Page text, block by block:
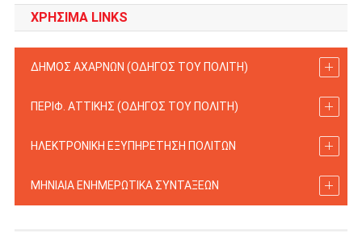
ΧΡΗΣΙΜΑ LINKS
ΔΗΜΟΣ ΑΧΑΡΝΩΝ (ΟΔΗΓΟΣ TOY ΠΟΛΙΤΗ)
ΠΕΡΙΦ. ΑΤΤΙΚΗΣ (ΟΔΗΓΟΣ TOY ΠΟΛΙΤΗ)
ΗΛΕΚΤΡΟΝΙΚΗ ΕΞΥΠΗΡΕΤΗΣΗ ΠΟΛΙΤΩΝ
ΜΗΝΙΑΙΑ ΕΝΗΜΕΡΩΤΙΚΑ ΣΥΝΤΑΞΕΩΝ